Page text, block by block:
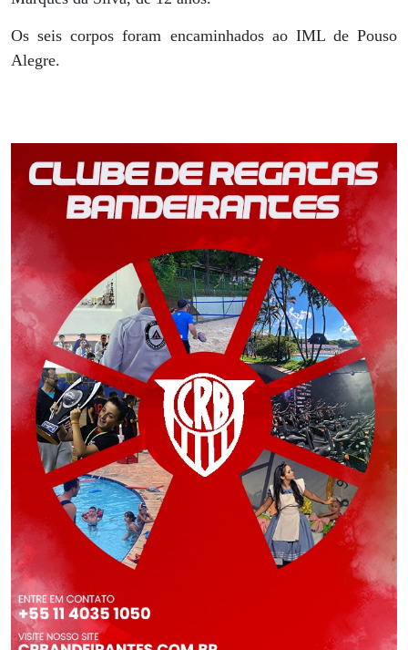
Os seis corpos foram encaminhados ao IML de Pouso
Alegre.